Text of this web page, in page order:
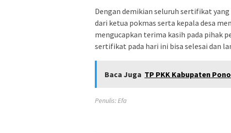
Dengan demikian seluruh sertifikat
dari ketua pokmas serta kepala desa
mengucapkan terima kasih pada pihak
sertifikat pada hari ini bisa selesai dan
Baca Juga TP PKK Kabupaten
Penulis: Efa